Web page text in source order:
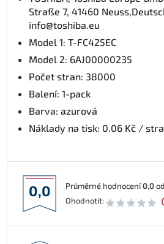
Straße 7, 41460
info@toshiba.eu
Model 1: T-FC425EC
Model 2: 6AJ00000235
Počet stran: 38000
Balení: 1-pack
Barva: azurová
Náklady na tisk: 0.06 Kč /
0,0 Průměrné hodnocení0,0od
Ohodnotit: